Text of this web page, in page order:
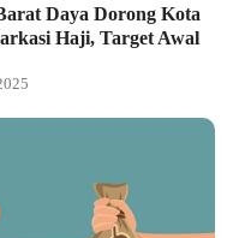
Daya Dorong Kota
Haji, Target Awal